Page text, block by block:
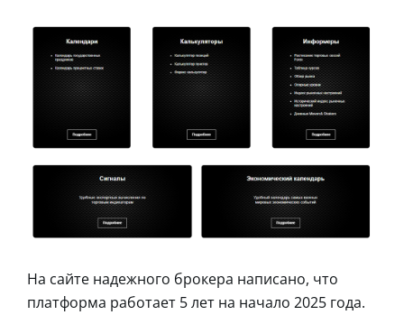
На сайте надежного брокера написано, что
платформа работает 5 лет на начало 2025 года.